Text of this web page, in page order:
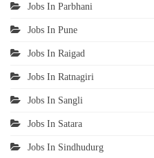
Jobs In Parbhani
Jobs In Pune
Jobs In Raigad
Jobs In Ratnagiri
Jobs In Sangli
Jobs In Satara
Jobs In Sindhudurg